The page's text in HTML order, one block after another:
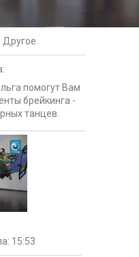
Другое
:
помогут Вам
брейкинга -
танцев.
: 15:53